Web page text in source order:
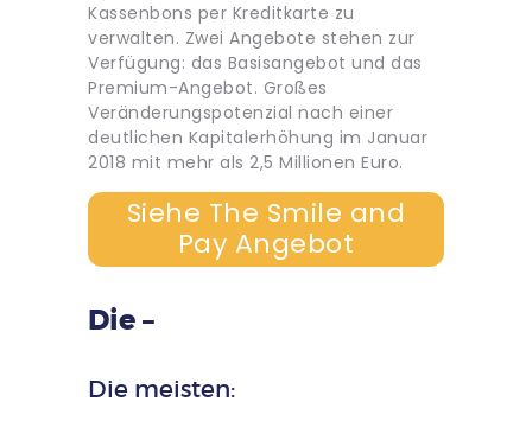
Kassenbons per Kreditkarte zu
verwalten. Zwei Angebote stehen zur
Verfügung: das Basisangebot und das
Premium-Angebot. Großes
Veränderungspotenzial nach einer
deutlichen Kapitalerhöhung im Januar
2018 mit mehr als 2,5 Millionen Euro.
Siehe The Smile and
Pay Angebot
Die –
Die meisten: